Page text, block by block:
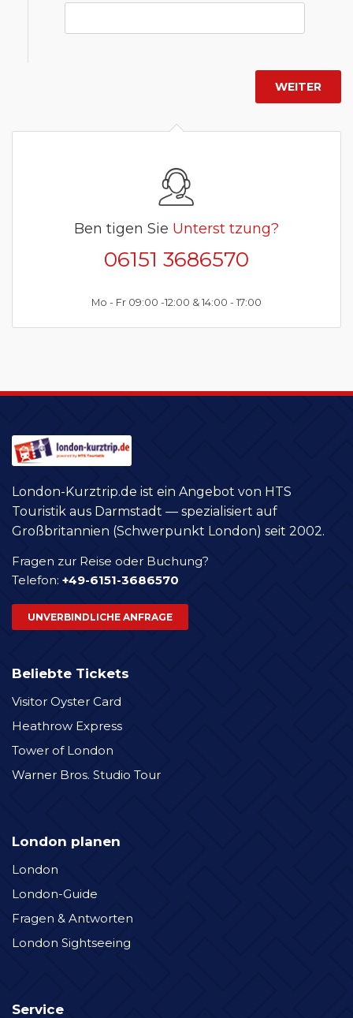
Ben tigen Sie Unterst tzung?
06151 3686570
Mo - Fr 09:00 -12:00 & 14:00 - 17:00
London-Kurztrip.de ist ein Angebot von HTS
Touristik aus Darmstadt — spezialisiert auf
Großbritannien (Schwerpunkt London) seit 2002.
Fragen zur Reise oder Buchung?
Telefon: +49-6151-3686570
UNVERBINDLICHE ANFRAGE
Beliebte Tickets
Visitor Oyster Card
Heathrow Express
Tower of London
Warner Bros. Studio Tour
London planen
London
London-Guide
Fragen & Antworten
London Sightseeing
Service